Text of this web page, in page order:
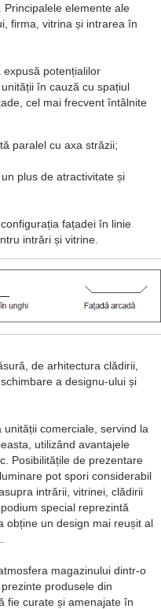
elemente ale
firma, vitrina și intrarea în
potențialilor
în cauză cu spațiul
cel mai frecvent întâlnite
paralel cu axa străzii;
plus de atractivitate și
fațadei în linie
intrări și vitrine.
de arhitectura clădirii,
a designu-ului și
comerciale, servind la
utilizând avantajele
Posibilitățile de prezentare
pot spori considerabil
intrării, vitrinei, clădirii
special reprezintă
obține un design mai reușit al
magazinului dintr-o
produsele din
fie curate și amenajate în